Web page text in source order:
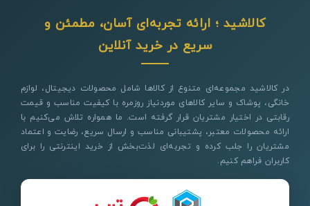
کالاشید ؛ ارائه تجربه‌ای آسان، مطمئن و
سریع در خرید آنلاین
در کالاشید مجموعه‌ای متنوع از کالاها شامل محصولات دیجیتال، لوازم
خانگی، پوشاک و سایر کالاهای موردنیاز روزمره با کیفیت مناسب و قیمت
رقابتی در اختیار مشتریان قرار گرفته است. ما همواره تلاش می‌کنیم با
ارائه محصولات معتبر، پشتیبانی مناسب و ارسال سریع، رضایت و اعتماد
مشتریان را جلب کرده و تجربه‌ای لذت‌بخش از خرید اینترنتی را برای
کاربران فراهم کنیم.